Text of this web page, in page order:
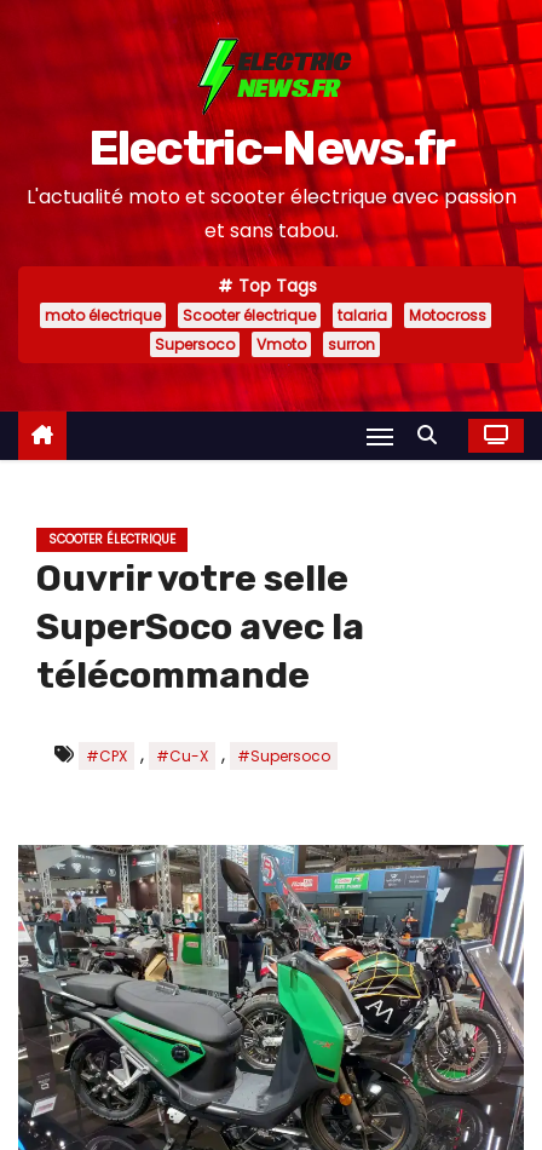
Electric-News.fr
L'actualité moto et scooter électrique avec passion
et sans tabou.
Top Tags
moto électrique Scooter électrique talaria
Motocross
Supersoco
Vmoto surron
SCOOTER ÉLECTRIQUE
Ouvrir votre selle
SuperSoco avec la
télécommande
#CPX , #Cu-X , #Supersoco